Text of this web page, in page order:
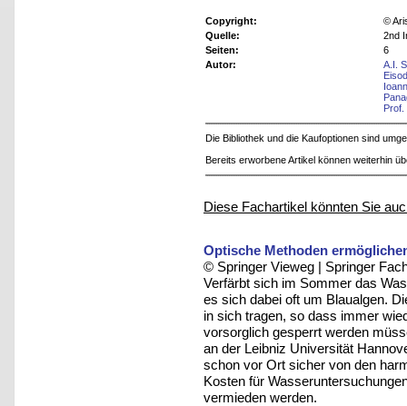
Copyright:
©
Quelle:
2nd
Seiten:
6
Autor:
A.I.
Die Bibliothek und die Kaufoptionen sind
Bereits erworbene Artikel können weiterhin
Diese Fachartikel könnten Sie
Optische Methoden
© Springer Vieweg | Springer
Verfärbt sich im Sommer das
es sich dabei oft um Blaualgen.
in sich tragen, so dass immer
vorsorglich gesperrt werden
an der Leibniz Universität
schon vor Ort sicher von den
Kosten für
vermieden werden.